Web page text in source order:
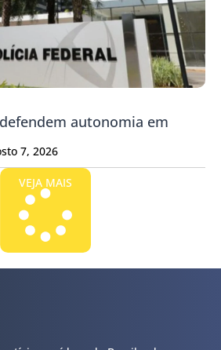
autonomia em
7, 2026
VEJA MAIS